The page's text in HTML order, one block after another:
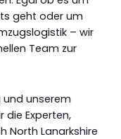
geht oder um
– wir
Team zur
und unserem
die Experten,
North Lanarkshire